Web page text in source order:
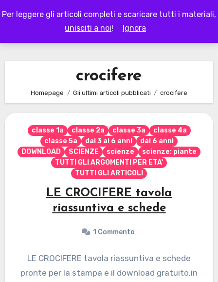
Per leggere gli articoli completi e scaricare tutti i materiali,
unisciti a noi! Ignora
to
LAPAPPADOLCE
crocifere
Homepage Gli ultimi articoli pubblicati crocifere
classe 1a classe 2a classe 3a
classe 4a
classe 5a
dai 3 ai 6 anni
dai 6 anni
DOWNLOAD
SCIENZE scienze
scienze: piante
TUTTI GLI ARGOMENTI PER ETA'
TUTTI GLI ARTICOLI
LE CROCIFERE tavola
riassuntiva e schede
1 Commento
LE CROCIFERE tavola riassuntiva e schede
pronte per la stampa e il download gratuito,in